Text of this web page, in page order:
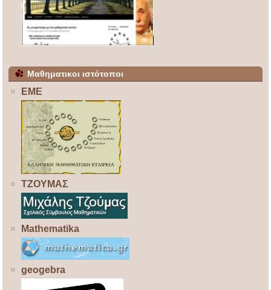
Μαθηματικοι ιστότοποι
ΕΜΕ
ΤΖΟΥΜΑΣ
Mathematika
geogebra